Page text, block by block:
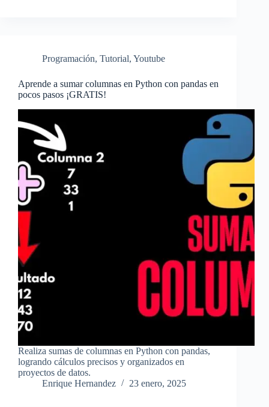
Programación, Tutorial, Youtube
Aprende a sumar columnas en Python con pandas en
pocos pasos ¡GRATIS!
Realiza sumas de columnas en Python con pandas,
logrando cálculos precisos y organizados en
proyectos de datos.
Enrique Hernandez
23 enero, 2025